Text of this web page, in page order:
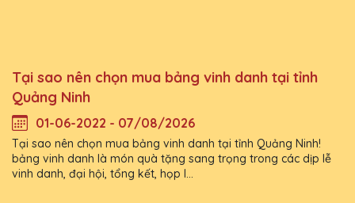
Tại sao nên chọn mua bảng vinh danh tại tỉnh
Quảng Ninh
01-06-2022 - 07/08/2026
Tại sao nên chọn mua bảng vinh danh tại tỉnh Quảng Ninh!
bảng vinh danh là món quà tặng sang trọng trong các dịp lễ
vinh danh, đại hội, tổng kết, họp l...